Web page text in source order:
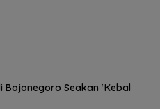
Bojonegoro Seakan ‘Kebal